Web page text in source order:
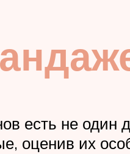
есть не один
оценив их